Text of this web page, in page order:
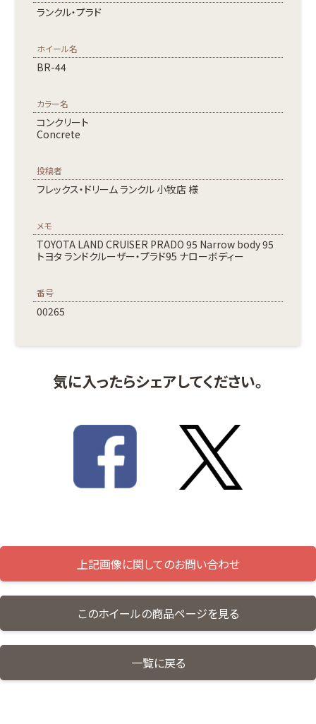
ランクル・プラド
ホイール名
BR-44
カラー名
コンクリート
Concrete
投稿者
フレックス・ドリーム ランクル 小牧店 様
メモ
TOYOTA LAND CRUISER PRADO 95 Narrow body 95
トヨタ ランドクルーザー・プラド95 ナローボディー
番号
00265
気に入ったらシェアしてください。
上記画像に関してのお問い合わせ
このホイールの商品ページを見る
一覧に戻る